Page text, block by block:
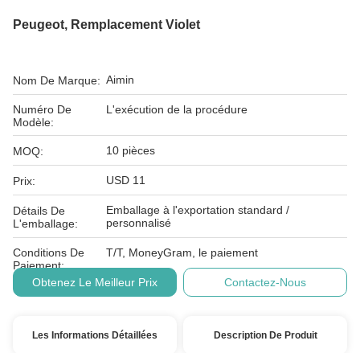
Peugeot, Remplacement Violet
Nom De Marque: Aimin
Numéro De
Modèle:
L'exécution de la procédure
MOQ: 10 pièces
Prix: USD 11
Détails De
L'emballage:
Emballage à l'exportation standard /
personnalisé
Conditions De
Paiement:
T/T, MoneyGram, le paiement
Obtenez Le Meilleur Prix Contactez-Nous
Les Informations Détaillées Description De Produit